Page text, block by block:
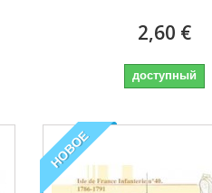
2,60 €
доступный
НОВОЕ